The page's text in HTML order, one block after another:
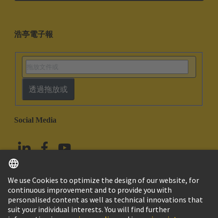
浩亭電子報
透過拖放或
Social Media
中國香港 繁体中文